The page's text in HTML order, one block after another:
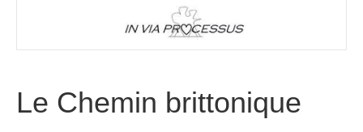
Le Chemin brittonique